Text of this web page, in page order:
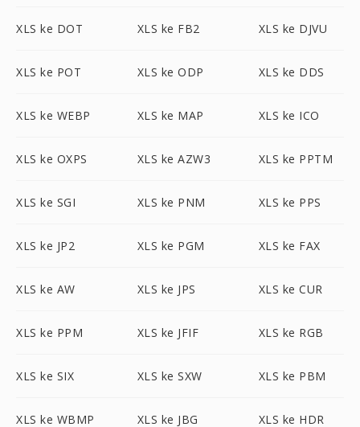
XLS ke DOT XLS ke FB2 XLS ke DJVU
XLS ke POT XLS ke ODP XLS ke DDS
XLS ke WEBP XLS ke MAP XLS ke ICO
XLS ke OXPS XLS ke AZW3 XLS ke PPTM
XLS ke SGI XLS ke PNM XLS ke PPS
XLS ke JP2 XLS ke PGM XLS ke FAX
XLS ke AW XLS ke JPS XLS ke CUR
XLS ke PPM XLS ke JFIF XLS ke RGB
XLS ke SIX XLS ke SXW XLS ke PBM
XLS ke WBMP XLS ke JBG XLS ke HDR